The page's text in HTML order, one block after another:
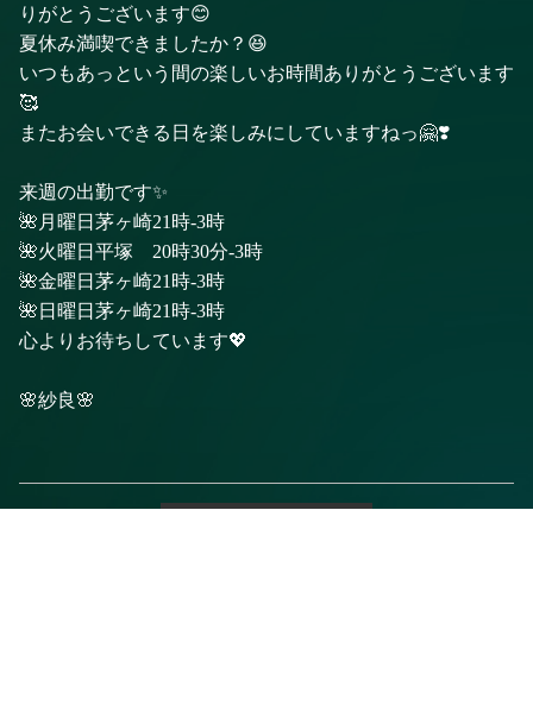
りがとうございます😊
夏休み満喫できましたか？😆
いつもあっという間の楽しいお時間ありがとうございます
🥰
またお会いできる日を楽しみにしていますねっ🤗❣️
来週の出勤です✨
🌺月曜日茅ヶ崎21時-3時
🌺火曜日平塚 20時30分-3時
🌺金曜日茅ヶ崎21時-3時
🌺日曜日茅ヶ崎21時-3時
心よりお待ちしています💖
🌸紗良🌸